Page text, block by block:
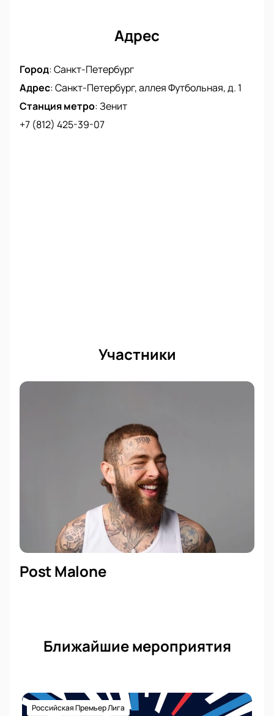
Не упустите возможность ощутить энергию живого
тысячами единомышленников!
Адрес
Город:Санкт-Петербург
Адрес:Санкт-Петербург, аллея Футбольная, д. 1
Станция метро:Зенит
+7 (812) 425-39-07
Участники
Post Malone
Ближайшие мероприятия
Российская Премьер Лига